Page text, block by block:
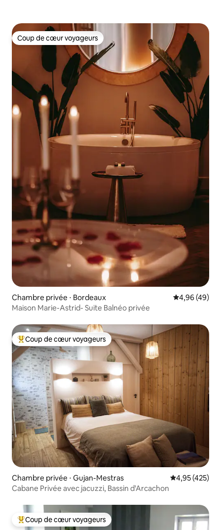
Coup de cœur voyageurs
Coup de cœur voyageurs
Chambre privée ⋅ Bordeaux Évaluation
4,96 (49)
Maison Marie-Astrid- Suite Balnéo privée
Coups de cœur voyageurs les plus appréciés
Coup de cœur voyageurs
Chambre privée ⋅ Gujan-Mestras Évaluation
4,95 (425)
Cabane Privée avec jacuzzi, Bassin d'Arcachon
Coups de cœur voyageurs les plus appréciés
Coup de cœur voyageurs